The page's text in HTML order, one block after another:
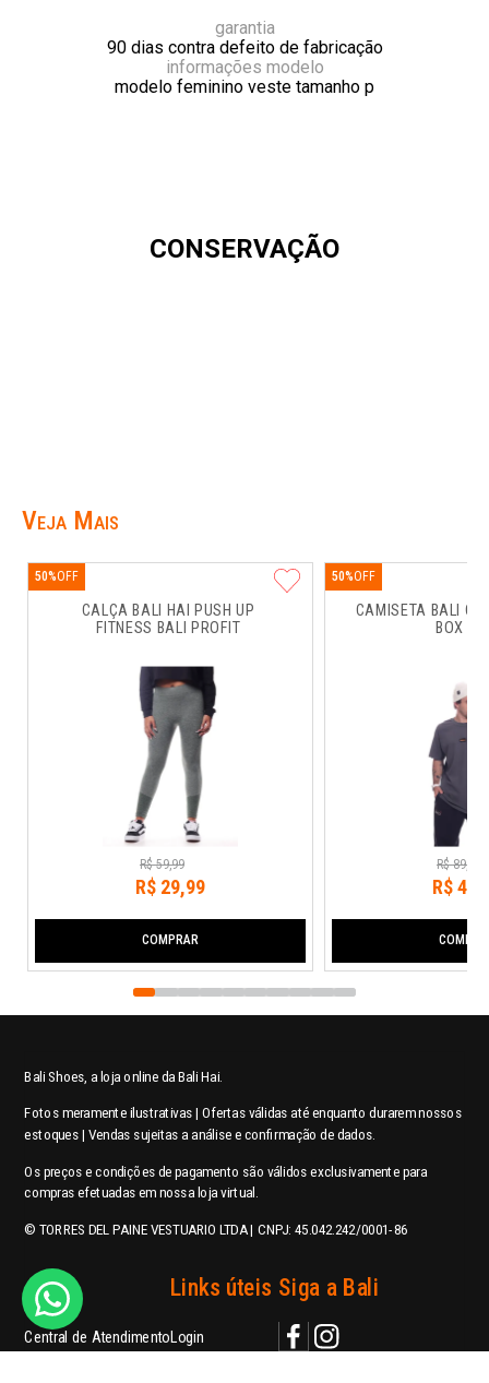
garantia
90 dias contra defeito de fabricação
informações modelo
modelo feminino veste tamanho p
CONSERVAÇÃO
Veja Mais
CALÇA BALI HAI PUSH UP
FITNESS BALI PROFIT
50%
R$ 59,99
R$ 29,99
COMPRAR
CAMISETA BALI
BOX
50%
R$ 89,
R$44
Bali Shoes, a loja online da Bali Hai.
Fotos meramente ilustrativas | Ofertas válidas até enquanto durarem nossos
estoques | Vendas sujeitas a análise e confirmação de dados.
Os preços e condições de pagamento são válidos exclusivamente para
compras efetuadas em nossa loja virtual.
© TORRES DEL PAINE VESTUARIO LTDA | CNPJ: 45.042.242/0001-86
Ajuda
Central de Atendimento
Links úteis
Login
Siga a Bali